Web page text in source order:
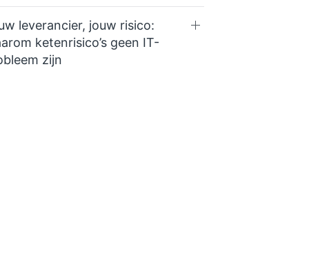
leverancier, jouw risico:
ketenrisico’s geen IT-
zijn